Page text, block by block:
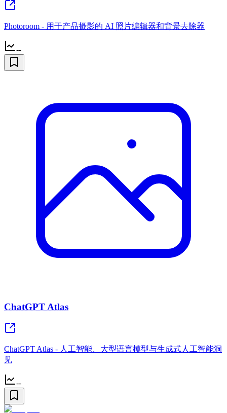
Photoroom - 用于产品摄影的 AI 照片编辑器和背景去除器
--
ChatGPT Atlas
ChatGPT Atlas - 人工智能、大型语言模型与生成式人工智能洞
见
--